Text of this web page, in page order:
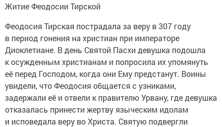
Житие Феодосии Тирской
Феодосия Тирская пострадала за веру в 307 году
в период гонения на христиан при императоре
Диоклетиане. В день Святой Пасхи девушка подошла
к осужденным христианам и попросила их упомянуть
её перед Господом, когда они Ему предстанут. Воины
увидели, что Феодосия общается с узниками,
задержали её и отвели к правителю Урвану, где девушка
отказалась принести жертву языческим идолам
и исповедала веру во Христа. Святую подвергли